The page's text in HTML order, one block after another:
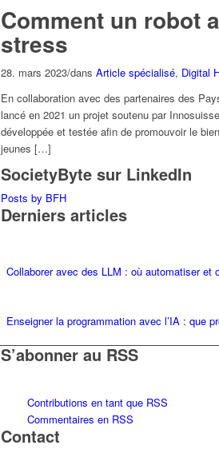
Comment un robot
stress
28. mars 2023/dans Article spécialisé, Digital
En collaboration avec des partenaires des
lancé en 2021 un projet soutenu par
développée et testée afin de promouvoir le
jeunes […]
SocietyByte sur LinkedIn
Posts by BFH
Derniers articles
Collaborer avec des LLM : où automatiser et
Enseigner la programmation avec l’IA : que
S’abonner au RSS
Contributions en tant que RSS
Commentaires en RSS
Contact